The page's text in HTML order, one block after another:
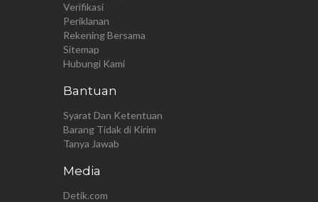
Verifikasi
Periklanan
Rekening Bersama
Sitemap
Hubungi Kami
Bantuan
Syarat Dan Ketentuan
Barang Tidak di Kirim
Tanya Jawab
Media
Detik.com